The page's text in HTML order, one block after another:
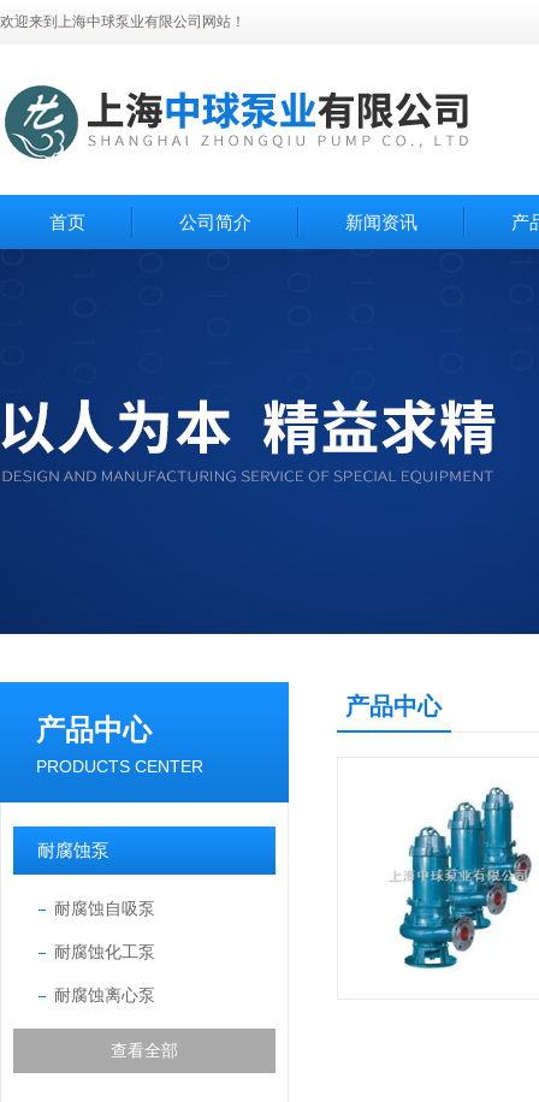
欢迎来到上海中球泵业有限公司网站！
首页 公司简介 新闻资讯 产
产品中心
PRODUCTS CENTER
耐腐蚀泵
耐腐蚀自吸泵
耐腐蚀化工泵
耐腐蚀离心泵
查看全部
产品中心